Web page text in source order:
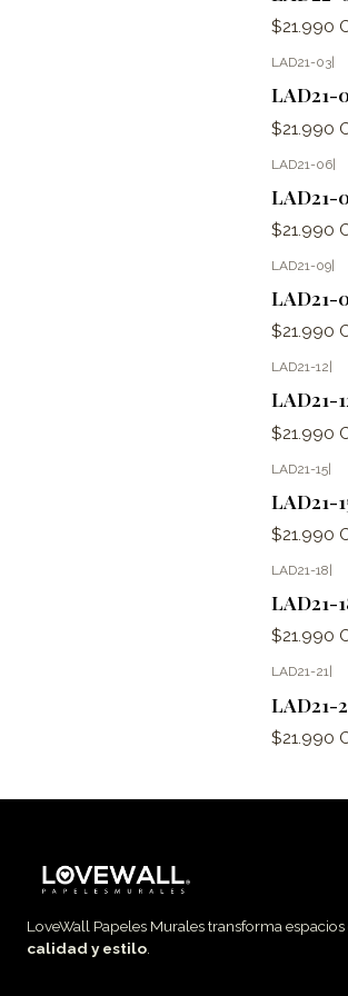
$21.990
LAD21-03
LAD21-
$21.990
LAD21-06|
LAD21-
$21.990
LAD21-09|
LAD21-
$21.990
LAD21-12
LAD21-
$21.990
LAD21-15|
LAD21-
$21.990
LAD21-18
LAD21-
$21.990
LAD21-21
LAD21-
$21.990
LoveWall Papeles Murales transforma espacios
calidad y estilo